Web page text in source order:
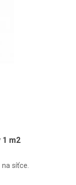
1 m2
síťce.